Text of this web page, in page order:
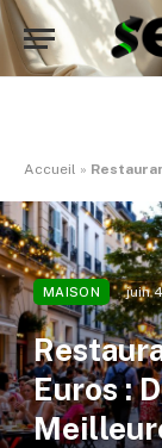
Accueil » Restaurant
MAISON juin
Euros :